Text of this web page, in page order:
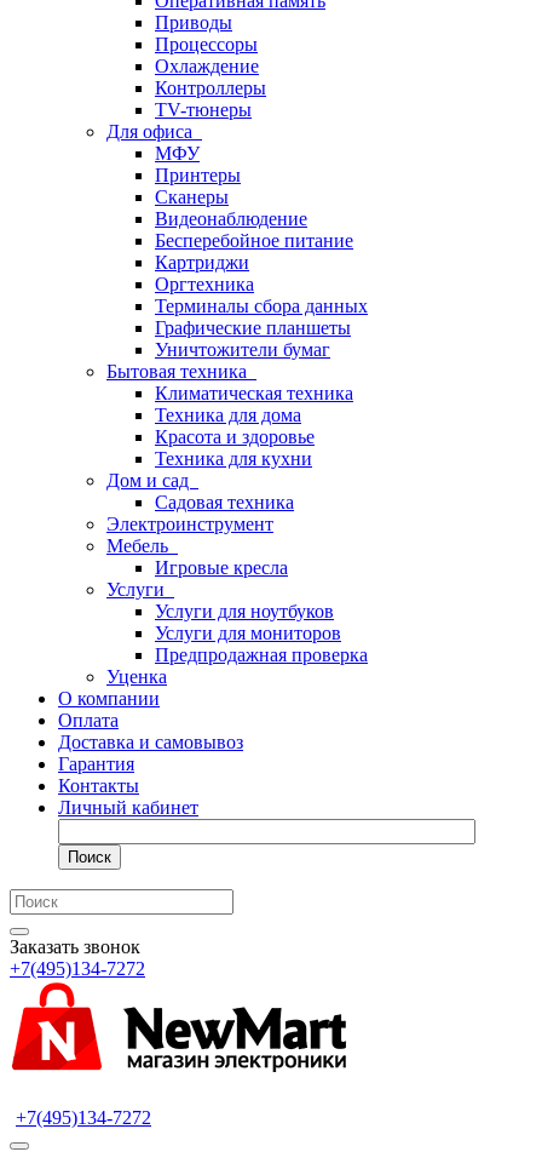
Приводы
Процессоры
Охлаждение
Контроллеры
TV-тюнеры
Для офиса
МФУ
Принтеры
Сканеры
Видеонаблюдение
Бесперебойное питание
Картриджи
Оргтехника
Терминалы сбора данных
Графические планшеты
Уничтожители бумаг
Бытовая техника
Климатическая техника
Техника для дома
Красота и здоровье
Техника для кухни
Дом и сад
Садовая техника
Электроинструмент
Мебель
Игровые кресла
Услуги
Услуги для ноутбуков
Услуги для мониторов
Предпродажная проверка
Уценка
О компании
Оплата
Доставка и самовывоз
Гарантия
Контакты
Личный кабинет
Поиск
Заказать звонок
+7(495)134-7272
+7(495)134-7272